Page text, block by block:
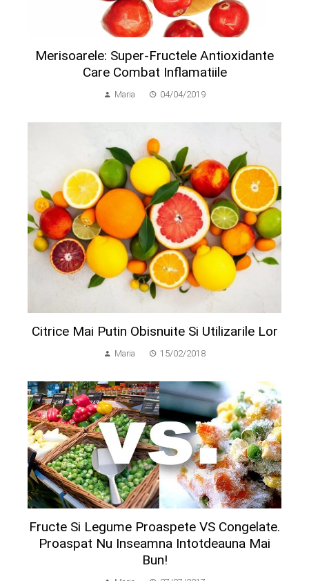
Merisoarele: Super-Fructele Antioxidante
Care Combat Inflamatiile
Maria 04/04/2019
Citrice Mai Putin Obisnuite Si Utilizarile Lor
Maria 15/02/2018
Fructe Si Legume Proaspete VS Congelate.
Proaspat Nu Inseamna Intotdeauna Mai
Bun!